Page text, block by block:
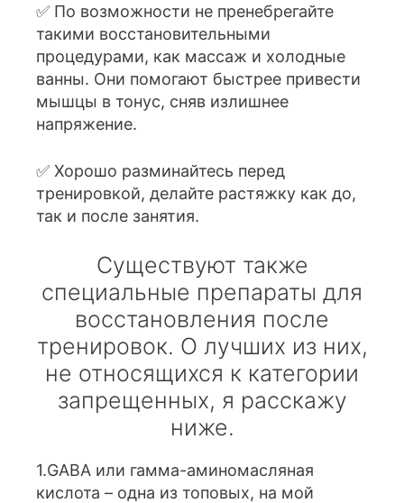
✅ По возможности не пренебрегайте
такими восстановительными
процедурами, как массаж и холодные
ванны. Они помогают быстрее привести
мышцы в тонус, сняв излишнее
напряжение.
✅ Хорошо разминайтесь перед
тренировкой, делайте растяжку как до,
так и после занятия.
Существуют также
специальные препараты для
восстановления после
тренировок. О лучших из них,
не относящихся к категории
запрещенных, я расскажу
ниже.
1.GABA или гамма-аминомасляная
кислота – одна из топовых, на мой